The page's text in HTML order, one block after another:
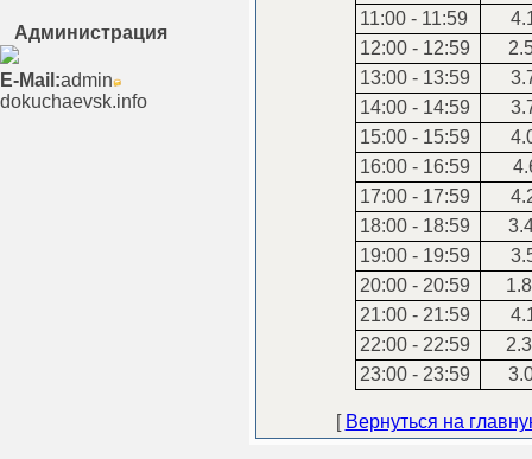
Администрация
E-Mail:admin
dokuchaevsk.info
11:00 - 11:59
12:00 - 12:59
13:00 - 13:59
14:00 - 14:59
15:00 - 15:59
16:00 - 16:59
17:00 - 17:59
18:00 - 18:59
19:00 - 19:59
20:00 - 20:59
21:00 - 21:59
22:00 - 22:59
23:00 - 23:59
[ Вернуться на